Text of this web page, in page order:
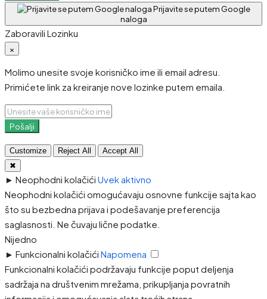
Prijavite se putem Google
naloga
Zaboravili Lozinku
×
Molimo unesite svoje korisničko ime ili email adresu.
Primićete link za kreiranje nove lozinke putem emaila.
Pošalji
Customize Reject All
Accept All
✖
► Neophodni kolačići Uvek aktivno
Neophodni kolačići omogućavaju osnovne funkcije sajta kao
što su bezbedna prijava i podešavanje preferencija
saglasnosti. Ne čuvaju lične podatke.
Nijedno
► Funkcionalni kolačići Napomena
Funkcionalni kolačići podržavaju funkcije poput deljenja
sadržaja na društvenim mrežama, prikupljanja povratnih